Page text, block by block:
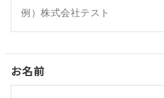
お名前